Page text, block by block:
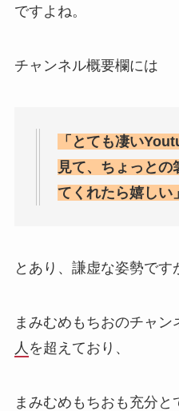
ですよね。
チャンネル概要欄には
「とても凄い
見て、ちょっとの
てくれたら嬉しい」
とあり、謙虚な姿勢です
まみむめもちおのチャン
人 を超えており、
まみむめもちおも充分と